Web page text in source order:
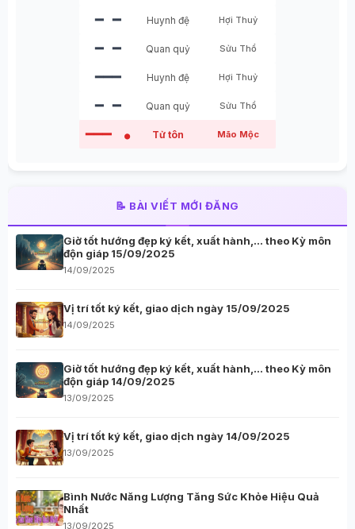
━ ━ Huynh đệ Hợi Thuỷ
━ ━ Quan quỷ Sửu Thổ
━━━ Huynh đệ Hợi Thuỷ
━ ━ Quan quỷ Sửu Thổ
━━━ ● Tử tôn Mão Mộc
📝 BÀI VIẾT MỚI ĐĂNG
Giờ tốt hướng đẹp ký kết, xuất hành,… theo Kỳ môn
độn giáp 15/09/2025
14/09/2025
Vị trí tốt ký kết, giao dịch ngày 15/09/2025
14/09/2025
Giờ tốt hướng đẹp ký kết, xuất hành,… theo Kỳ môn
độn giáp 14/09/2025
13/09/2025
Vị trí tốt ký kết, giao dịch ngày 14/09/2025
13/09/2025
Bình Nước Năng Lượng Tăng Sức Khỏe Hiệu Quả
Nhất
13/09/2025